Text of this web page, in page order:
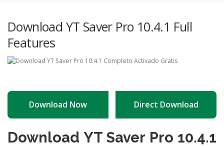
Download YT Saver Pro 10.4.1 Full
Features
Download Now Direct Download
Download YT Saver Pro 10.4.1